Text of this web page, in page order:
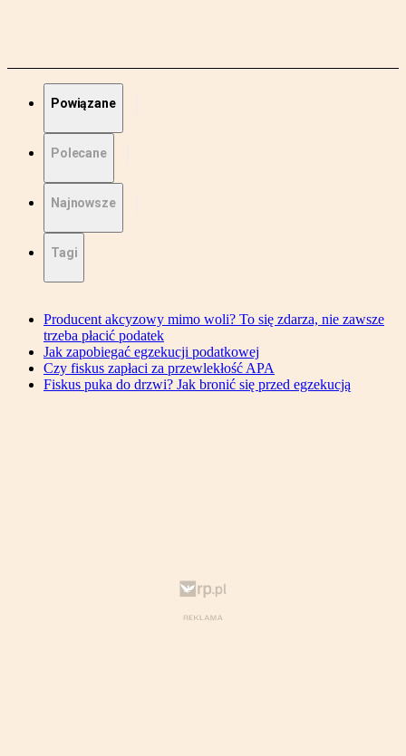
Powiązane
Polecane
Najnowsze
Tagi
Producent akcyzowy mimo woli? To się zdarza, nie zawsze
trzeba płacić podatek
Jak zapobiegać egzekucji podatkowej
Czy fiskus zapłaci za przewlekłość APA
Fiskus puka do drzwi? Jak bronić się przed egzekucją